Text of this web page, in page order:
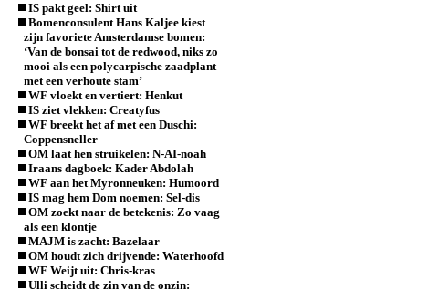
IS pakt geel: Shirt uit
Bomenconsulent Hans Kaljee kiest
zijn favoriete Amsterdamse bomen:
‘Van de bonsai tot de redwood, niks zo
mooi als een polycarpische zaadplant
met een verhoute stam’
WF vloekt en vertiert: Henkut
IS ziet vlekken: Creatyfus
WF breekt het af met een Duschi:
Coppensneller
OM laat hen struikelen: N-AI-noah
Iraans dagboek: Kader Abdolah
WF aan het Myronneuken: Humoord
IS mag hem Dom noemen: Sel-dis
OM zoekt naar de betekenis: Zo vaag
als een klontje
MAJM is zacht: Bazelaar
OM houdt zich drijvende: Waterhoofd
WF Weijt uit: Chris-kras
Ulli scheidt de zin van de onzin: